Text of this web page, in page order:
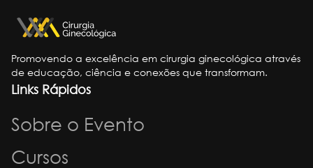
Promovendo a excelência em cirurgia ginecológica através
de educação, ciência e conexões que transformam.
Links Rápidos
Sobre o Evento
Cursos